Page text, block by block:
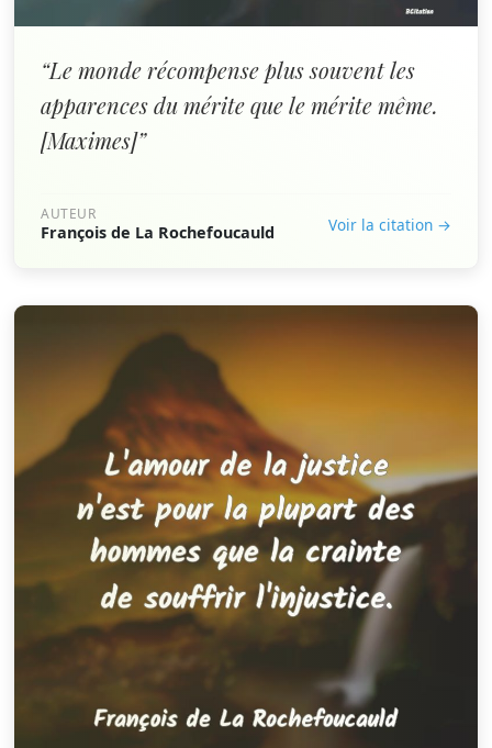
“Le monde récompense plus souvent les
apparences du mérite que le mérite même.
[Maximes]”
AUTEUR
François de La Rochefoucauld Voir la citation →